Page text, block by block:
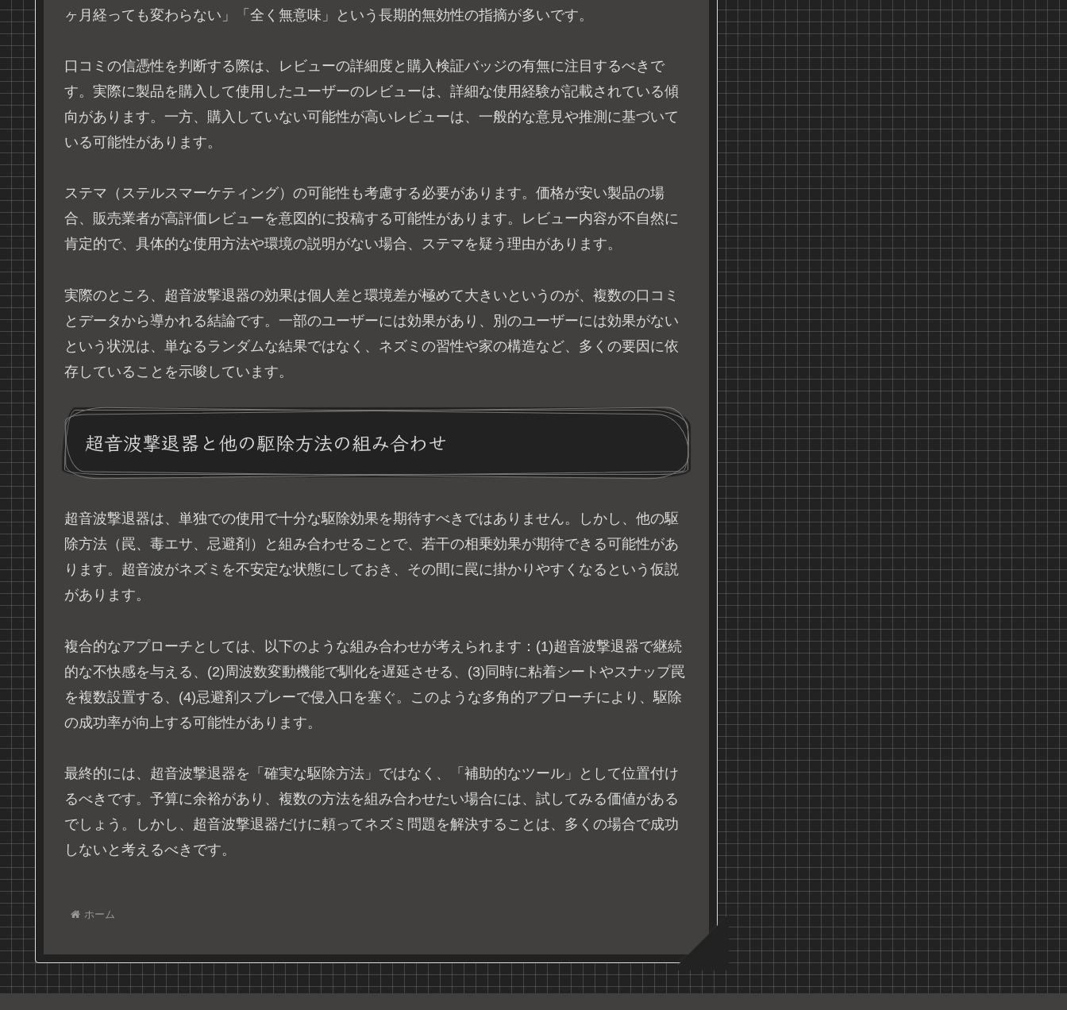
ヶ月経っても変わらない」「全く無意味」という長期的無効性の指摘が多いです。
口コミの信憑性を判断する際は、レビューの詳細度と購入検証バッジの有無に注目するべきで
す。実際に製品を購入して使用したユーザーのレビューは、詳細な使用経験が記載されている傾
向があります。一方、購入していない可能性が高いレビューは、一般的な意見や推測に基づいて
いる可能性があります。
ステマ（ステルスマーケティング）の可能性も考慮する必要があります。価格が安い製品の場
合、販売業者が高評価レビューを意図的に投稿する可能性があります。レビュー内容が不自然に
肯定的で、具体的な使用方法や環境の説明がない場合、ステマを疑う理由があります。
実際のところ、超音波撃退器の効果は個人差と環境差が極めて大きいというのが、複数の口コミ
とデータから導かれる結論です。一部のユーザーには効果があり、別のユーザーには効果がない
という状況は、単なるランダムな結果ではなく、ネズミの習性や家の構造など、多くの要因に依
存していることを示唆しています。
超音波撃退器と他の駆除方法の組み合わせ
超音波撃退器は、単独での使用で十分な駆除効果を期待すべきではありません。しかし、他の駆
除方法（罠、毒エサ、忌避剤）と組み合わせることで、若干の相乗効果が期待できる可能性があ
ります。超音波がネズミを不安定な状態にしておき、その間に罠に掛かりやすくなるという仮説
があります。
複合的なアプローチとしては、以下のような組み合わせが考えられます：(1)超音波撃退器で継続
的な不快感を与える、(2)周波数変動機能で馴化を遅延させる、(3)同時に粘着シートやスナップ罠
を複数設置する、(4)忌避剤スプレーで侵入口を塞ぐ。このような多角的アプローチにより、駆除
の成功率が向上する可能性があります。
最終的には、超音波撃退器を「確実な駆除方法」ではなく、「補助的なツール」として位置付け
るべきです。予算に余裕があり、複数の方法を組み合わせたい場合には、試してみる価値がある
でしょう。しかし、超音波撃退器だけに頼ってネズミ問題を解決することは、多くの場合で成功
しないと考えるべきです。
ホーム